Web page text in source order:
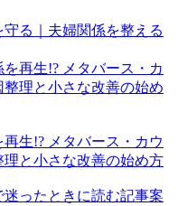
る｜夫婦関係を整える
生!? メタバース・カウ
と小さな改善の始め方